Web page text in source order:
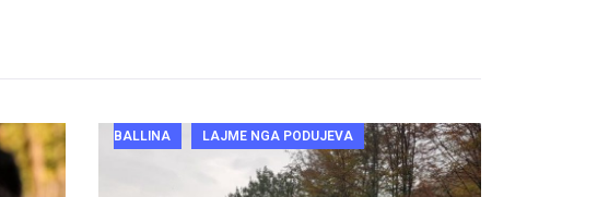
BALLINA LAJME NGA PODUJEVA